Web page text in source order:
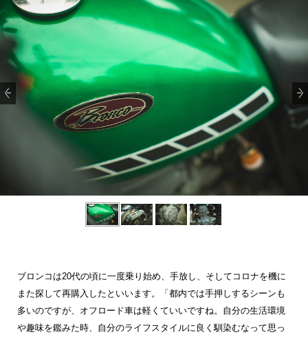
ブロンコは20代の頃に一度乗り始め、手放し、そしてコロナを機に
また探して再購入したといいます。「都内では手押しするシーンも
多いのですが、オフロード車は軽くていいですね。自分の生活環境
や趣味を鑑みた時、自分のライフスタイルに良く馴染むなって思っ